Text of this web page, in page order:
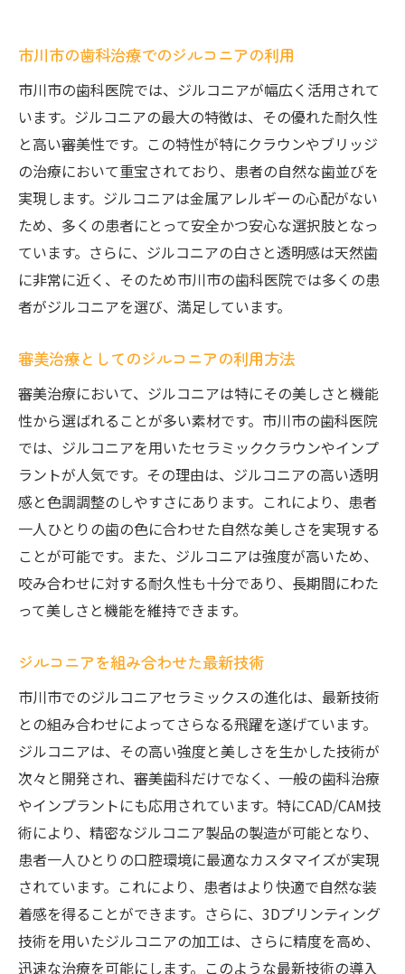
市川市の歯科治療でのジルコニアの利用
市川市の歯科医院では、ジルコニアが幅広く活用されて
います。ジルコニアの最大の特徴は、その優れた耐久性
と高い審美性です。この特性が特にクラウンやブリッジ
の治療において重宝されており、患者の自然な歯並びを
実現します。ジルコニアは金属アレルギーの心配がない
ため、多くの患者にとって安全かつ安心な選択肢となっ
ています。さらに、ジルコニアの白さと透明感は天然歯
に非常に近く、そのため市川市の歯科医院では多くの患
者がジルコニアを選び、満足しています。
審美治療としてのジルコニアの利用方法
審美治療において、ジルコニアは特にその美しさと機能
性から選ばれることが多い素材です。市川市の歯科医院
では、ジルコニアを用いたセラミッククラウンやインプ
ラントが人気です。その理由は、ジルコニアの高い透明
感と色調調整のしやすさにあります。これにより、患者
一人ひとりの歯の色に合わせた自然な美しさを実現する
ことが可能です。また、ジルコニアは強度が高いため、
咬み合わせに対する耐久性も十分であり、長期間にわた
って美しさと機能を維持できます。
ジルコニアを組み合わせた最新技術
市川市でのジルコニアセラミックスの進化は、最新技術
との組み合わせによってさらなる飛躍を遂げています。
ジルコニアは、その高い強度と美しさを生かした技術が
次々と開発され、審美歯科だけでなく、一般の歯科治療
やインプラントにも応用されています。特にCAD/CAM技
術により、精密なジルコニア製品の製造が可能となり、
患者一人ひとりの口腔環境に最適なカスタマイズが実現
されています。これにより、患者はより快適で自然な装
着感を得ることができます。さらに、3Dプリンティング
技術を用いたジルコニアの加工は、さらに精度を高め、
迅速な治療を可能にします。このような最新技術の導入